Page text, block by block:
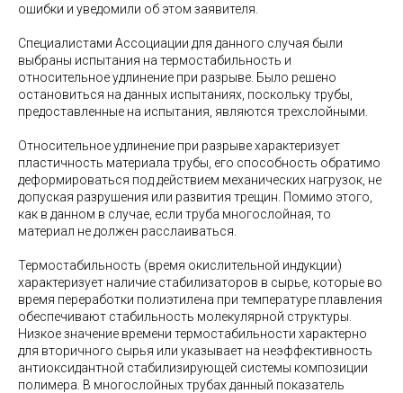
ошибки и уведомили об этом заявителя.
Специалистами Ассоциации для данного случая были
выбраны испытания на термостабильность и
относительное удлинение при разрыве. Было решено
остановиться на данных испытаниях, поскольку трубы,
предоставленные на испытания, являются трехслойными.
Относительное удлинение при разрыве характеризует
пластичность материала трубы, его способность обратимо
деформироваться под действием механических нагрузок, не
допуская разрушения или развития трещин. Помимо этого,
как в данном в случае, если труба многослойная, то
материал не должен расслаиваться.
Термостабильность (время окислительной индукции)
характеризует наличие стабилизаторов в сырье, которые во
время переработки полиэтилена при температуре плавления
обеспечивают стабильность молекулярной структуры.
Низкое значение времени термостабильности характерно
для вторичного сырья или указывает на неэффективность
антиоксидантной стабилизирующей системы композиции
полимера. В многослойных трубах данный показатель